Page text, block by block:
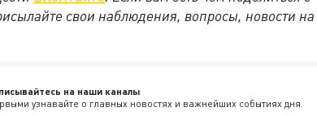
свои наблюдения, вопросы, новости на
на наши каналы
узнавайте о главных новостях и важнейших событиях дня.